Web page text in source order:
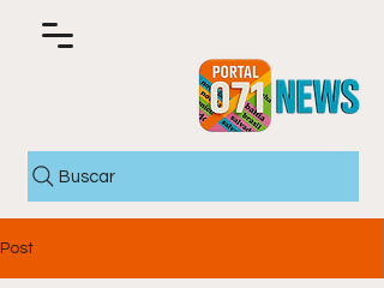
Buscar
Post